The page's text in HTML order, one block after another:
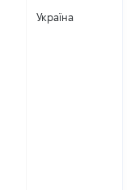
Україна